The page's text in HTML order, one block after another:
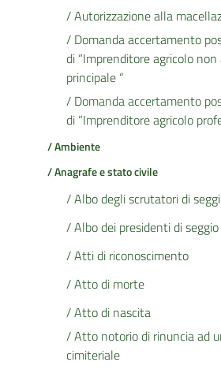
/ Autorizzazione alla
/ Domanda accertamento
di “Imprenditore agricolo
principale “
/ Domanda accertamento
di “Imprenditore agricolo
/ Ambiente
/ Anagrafe e stato civile
/ Albo degli scrutatori di
/ Albo dei presidenti di seggio
/ Atti di riconoscimento
/ Atto di morte
/ Atto di nascita
/ Atto notorio di rinuncia ad
cimiteriale